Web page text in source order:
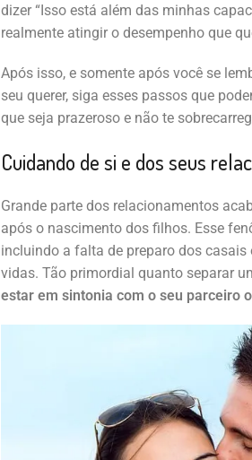
dizer “Isso está além das minhas
realmente atingir o desempenho que
Após isso, e somente após você se
seu querer, siga esses passos que
que seja prazeroso e não te
Cuidando de si e dos seus
Grande parte dos relacionamentos
após o nascimento dos filhos. Esse
incluindo a falta de preparo dos
vidas. Tão primordial quanto separar
estar em sintonia com o seu parceiro